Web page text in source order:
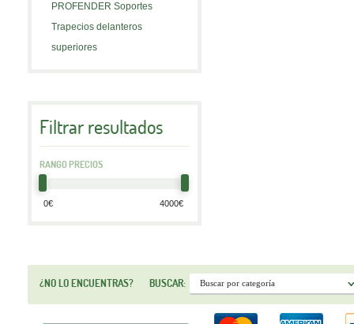
PROFENDER Soportes
Trapecios delanteros
superiores
Filtrar resultados
RANGO PRECIOS
¿NO LO ENCUENTRAS? BUSCAR: